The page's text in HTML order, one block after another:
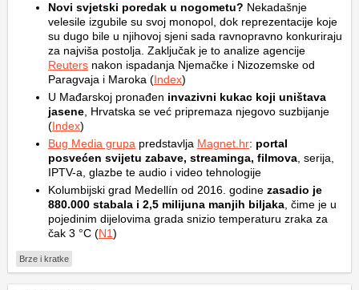
Novi svjetski poredak u nogometu? Nekadašnje
velesile izgubile su svoj monopol, dok reprezentacije koje
su dugo bile u njihovoj sjeni sada ravnopravno konkuriraju
za najviša postolja. Zaključak je to analize agencije
Reuters nakon ispadanja Njemačke i Nizozemske od
Paragvaja i Maroka (Index)
U Mađarskoj pronađen invazivni kukac koji uništava
jasene, Hrvatska se već pripremaza njegovo suzbijanje
(Index)
Bug Media grupa predstavlja Magnet.hr: portal
posvećen svijetu zabave, streaminga, filmova, serija,
IPTV-a, glazbe te audio i video tehnologije
Kolumbijski grad Medellín od 2016. godine zasadio je
880.000 stabala i 2,5 milijuna manjih biljaka, čime je u
pojedinim dijelovima grada snizio temperaturu zraka za
čak 3 °C (N1)
Brze i kratke